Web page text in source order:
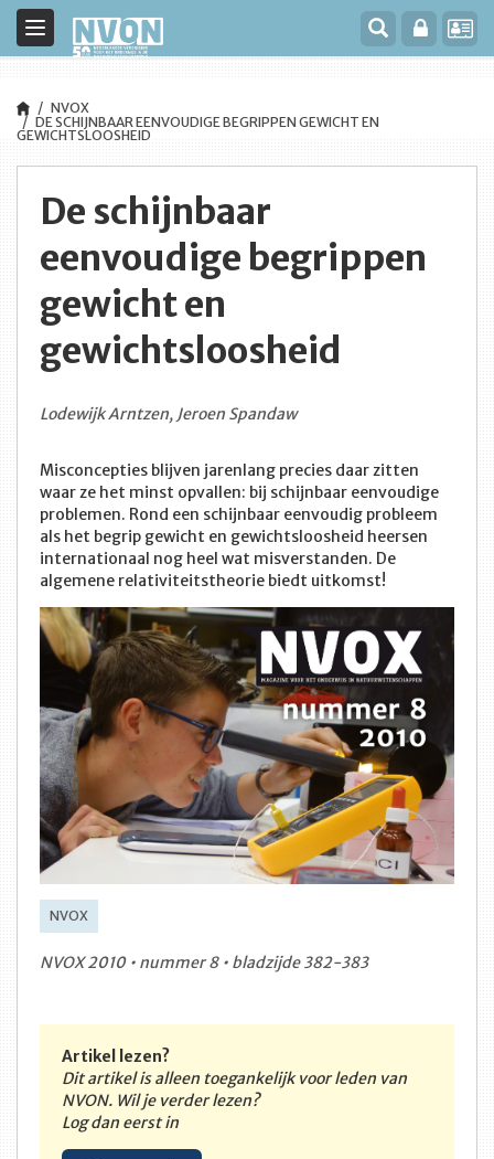
Toggle
navigation
NVOX
DE SCHIJNBAAR EENVOUDIGE BEGRIPPEN GEWICHT EN
GEWICHTSLOOSHEID
De schijnbaar
eenvoudige begrippen
gewicht en
gewichtsloosheid
Lodewijk Arntzen, Jeroen Spandaw
Misconcepties blijven jarenlang precies daar zitten
waar ze het minst opvallen: bij schijnbaar eenvoudige
problemen. Rond een schijnbaar eenvoudig probleem
als het begrip gewicht en gewichtsloosheid heersen
internationaal nog heel wat misverstanden. De
algemene relativiteitstheorie biedt uitkomst!
NVOX
NVOX 2010 • nummer 8 • bladzijde 382-383
Artikel lezen?
Dit artikel is alleen toegankelijk voor leden van
NVON. Wil je verder lezen?
Log dan eerst in